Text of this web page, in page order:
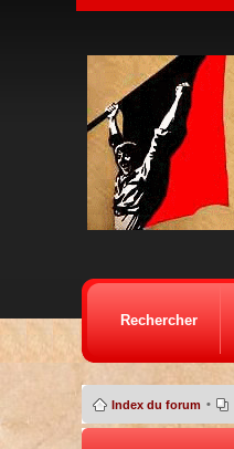
Rechercher
Index du forum •